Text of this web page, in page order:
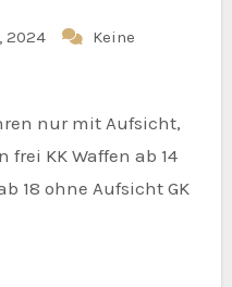
2024
Keine
frei KK Waffen ab 14
18 ohne Aufsicht GK